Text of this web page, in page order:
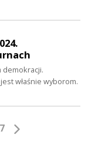
demokracji.
właśnie wyborom.
7